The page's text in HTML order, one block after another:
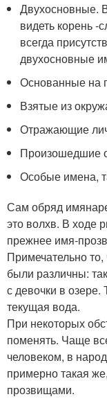
Двухосновные.
видеть корень
всегда
двухосновные
Основанные на
Взятые из
Отражающие
Произошедшие
Особые имена,
Сам обряд
это волхв. В ходе
прежнее имя-
Примечательно
были различны:
с девочки в
текущая вода.
При некоторых
поменять. Чаще
человеком, в
примерно такая
прозвищами.